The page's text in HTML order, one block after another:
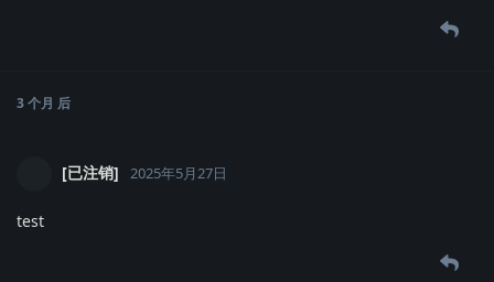
3 个月 后
[已注销] 2025年5月27日
test